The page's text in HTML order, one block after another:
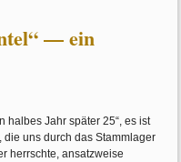
— ein
halbes Jahr später 25“, es ist
uns durch das Stammlager
herrschte, ansatzweise